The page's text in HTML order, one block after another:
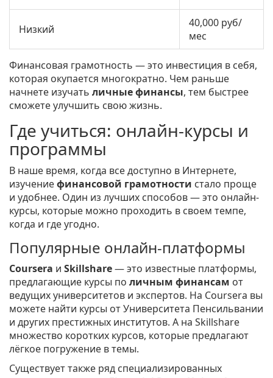
Низкий
40,000 руб/
мес
Финансовая грамотность — это инвестиция в себя,
которая окупается многократно. Чем раньше
начнете изучать личные финансы, тем быстрее
сможете улучшить свою жизнь.
Где учиться: онлайн-курсы и
программы
В наше время, когда все доступно в Интернете,
изучениефинансовой грамотности стало проще
и удобнее. Один из лучших способов — это онлайн-
курсы, которые можно проходить в своем темпе,
когда и где угодно.
Популярные онлайн-платформы
Coursera и Skillshare— это известные платформы,
предлагающие курсы по личным финансам от
ведущих университетов и экспертов. На Coursera вы
можете найти курсы от Университета Пенсильвании
и других престижных институтов. А на Skillshare
множество коротких курсов, которые предлагают
лёгкое погружение в темы.
Существует также ряд специализированных